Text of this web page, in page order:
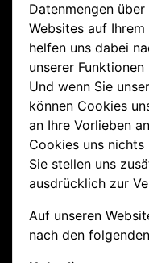
Datenmengen
Websites auf
helfen uns dabei
unserer
Und wenn Sie
können Cookies
an Ihre Vorlieben
Cookies uns nichts
Sie stellen uns
ausdrücklich zur
Auf unseren
nach den